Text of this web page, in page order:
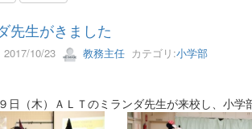
先生がきました
10/23 教務主任カテゴリ:小学部
日（木）ＡＬＴのミランダ先生が来校し、小学